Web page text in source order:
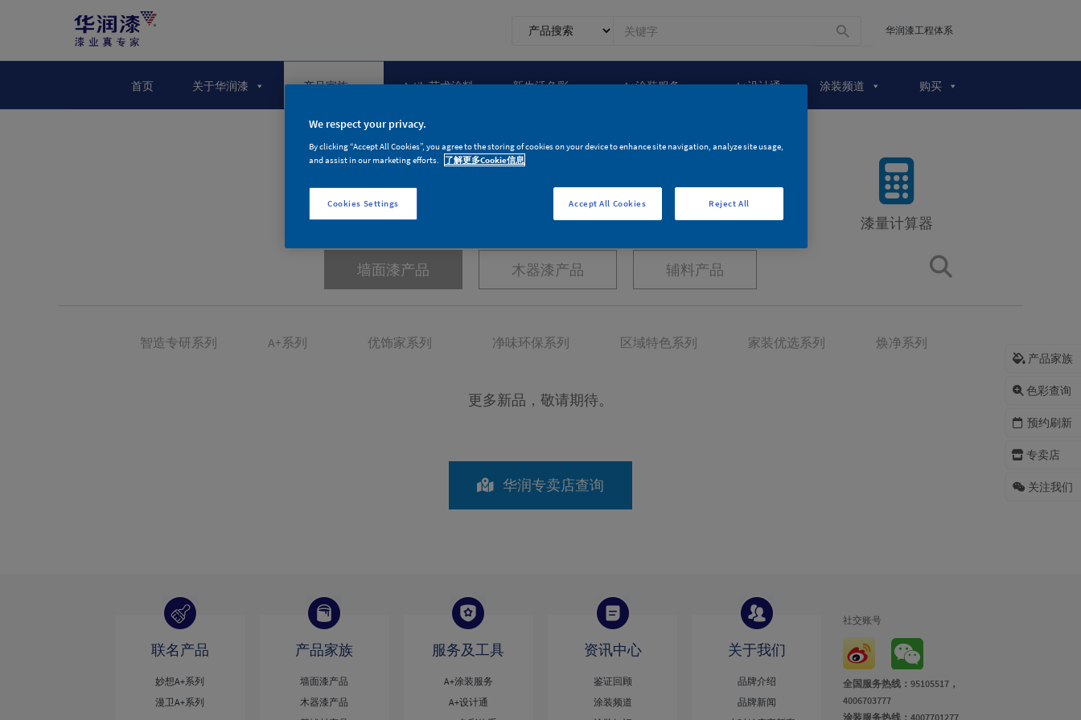
台
华润漆工程体系
首页 关于华润漆 产品家族 Artily艺术涂料 新生活色彩 A+涂装服务 A+设计通 涂装频道 购买
产品家族
色彩查询
预约刷新
专卖店
关注我们
产品家族
为环保健康与品质生活而生 漆量计算器
墙面漆产品 木器漆产品 辅料产品
智造专研系列 A+系列 优饰家系列 净味环保系列 区域特色系列 家装优选系列 焕净系列
更多新品，敬请期待。
华润专卖店查询
联名产品
妙想A+系列
漫卫A+系列
产品家族
墙面漆产品
木器漆产品
服务及工具
A+涂装服务
A+设计通
资讯中心
鉴证回顾
涂装频道
关于我们
品牌介绍
品牌新闻
社交账号
全国服务热线：95105517，
4006703777
涂装服务热线：4007701277
We respect your privacy.
By clicking “Accept All Cookies”, you agree to the storing of cookies on your device to enhance site navigation, analyze site usage,
and assist in our marketing efforts.
了解更多Cookie信息
Cookies Settings Reject All
Accept All Cookies